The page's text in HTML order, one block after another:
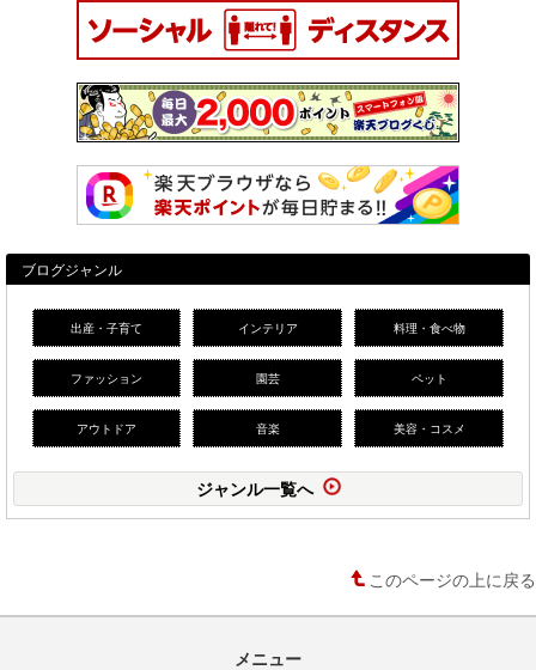
ブログジャンル
出産・子育て インテリア 料理・食べ物
ファッション 園芸 ペット
アウトドア 音楽 美容・コスメ
ジャンル一覧へ
このページの上に戻る
メニュー